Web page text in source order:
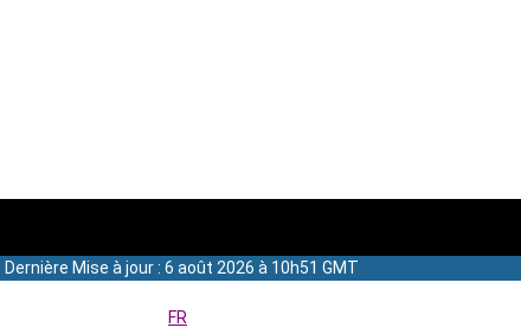
Dernière Mise à jour : 6 août 2026 à 10h51 GMT
FR